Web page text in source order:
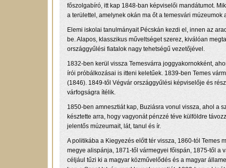
főszolgabíró, itt kap 1848-ban képviselői mandátumot.
a területtel, amelynek okán ma őt a temesvári
Elemi iskolai tanulmányait Pécskán kezdi el, innen az
be. Alapos, klasszikus műveltséget szerez, kiválóan
országgyűlési fiatalok nagy tehetségű vezetőjével.
1832-ben kerül vissza Temesvárra joggyakornokként,
írói próbálkozásai is itteni keletűek. 1839-ben Temes
(1846). 1849-től Végvár országgyűlési képviselője és
várfogságra ítélik.
1850-ben amnesztiát kap, Buziásra vonul vissza, ahol a
késztette arra, hogy vagyonát pénzzé téve külföldre
jelentős múzeumait, lát, tanul és ír.
A politikába a Kiegyezés előtt tér vissza, 1860-tól Temes
megye alispánja, 1871-től vármegyei főispán, 1875-től a
céljául tűzi ki a magyar közművelődés és a magyar